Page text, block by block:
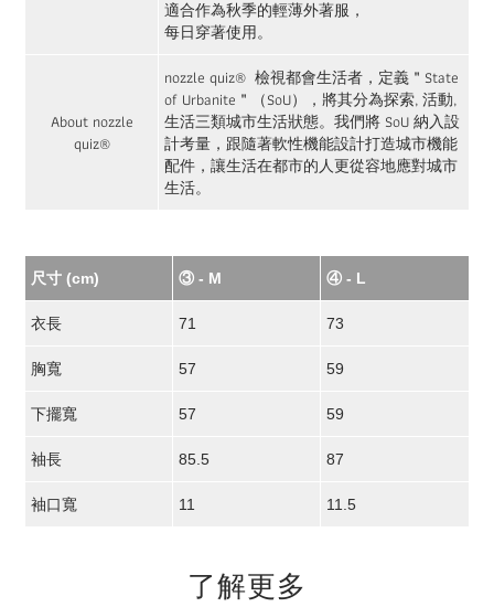
適合作為秋季的輕薄外著服，
每日穿著使用。
About nozzle
quiz®
nozzle quiz® 檢視都會生活者，定義＂State
of Urbanite＂（SoU），將其分為探索, 活動,
生活三類城市生活狀態。我們將 SoU 納入設
計考量，跟隨著軟性機能設計打造城市機能
配件，讓生活在都市的人更從容地應對城市
生活。
尺寸 (cm) ③ - M ④ - L
衣長 71 73
胸寬 57 59
下擺寬 57 59
袖長 85.5 87
袖口寬 11 11.5
了解更多